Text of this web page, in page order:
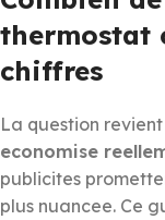
thermostat
chiffres
La question
economise
publicites
plus nuancee. Ce